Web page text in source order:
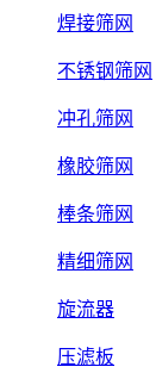
焊接筛网
不锈钢筛网
冲孔筛网
橡胶筛网
棒条筛网
精细筛网
旋流器
压滤板